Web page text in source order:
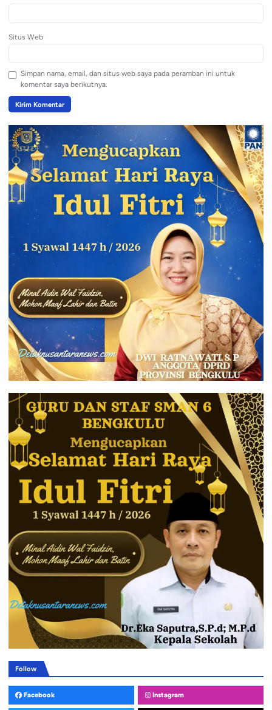
Situs Web
Simpan nama, email, dan situs web saya pada peramban ini untuk
komentar saya berikutnya.
Follow
Facebook Instagram